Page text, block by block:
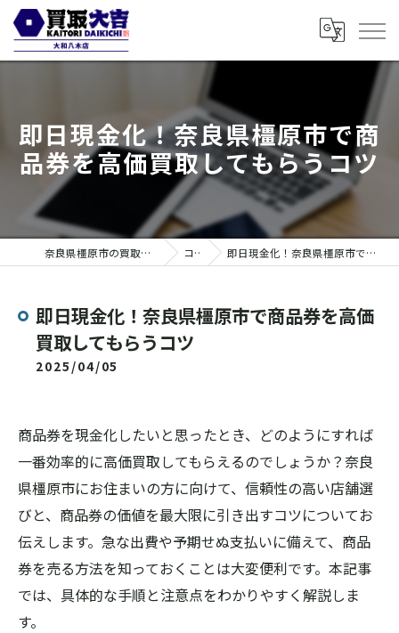
即日現金化！奈良県橿原市で商
品券を高価買取してもらうコツ
奈良県橿原市の買取なら買取大吉 大和八木店 コラム 即日現金化！奈良県橿原市で商品券を高価買取してもらうコツ
即日現金化！奈良県橿原市で商品券を高価
買取してもらうコツ
2025/04/05
商品券を現金化したいと思ったとき、どのようにすれば
一番効率的に高価買取してもらえるのでしょうか？奈良
県橿原市にお住まいの方に向けて、信頼性の高い店舗選
びと、商品券の価値を最大限に引き出すコツについてお
伝えします。急な出費や予期せぬ支払いに備えて、商品
券を売る方法を知っておくことは大変便利です。本記事
では、具体的な手順と注意点をわかりやすく解説しま
す。